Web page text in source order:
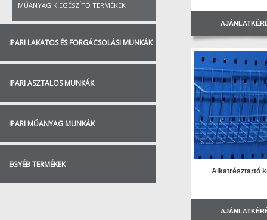
MŰANYAG KIEGÉSZÍTŐ TERMÉKEK
IPARI LAKATOS ÉS FORGÁCSOLÁSI MUNKÁK
IPARI ASZTALOS MUNKÁK
IPARI MŰANYAG MUNKÁK
EGYÉB TERMÉKEK
Alkatrésztartó